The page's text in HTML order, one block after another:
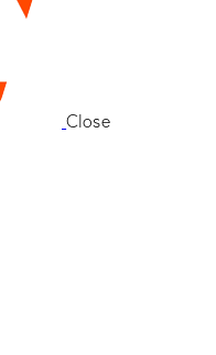
Close